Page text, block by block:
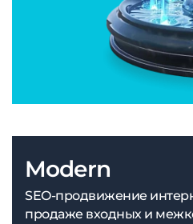
Modern
SEO-продвижение
продаже входных и